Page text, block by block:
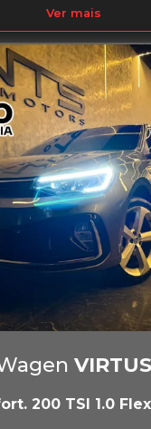
Ver mais
VIRTUS
200 TSI 1.0